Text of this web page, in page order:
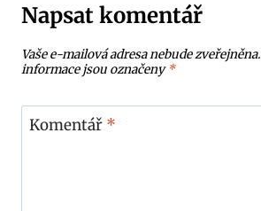
Napsat komentář
Vaše e-mailová adresa nebude zveřejněna.
informace jsou označeny*
Komentář *